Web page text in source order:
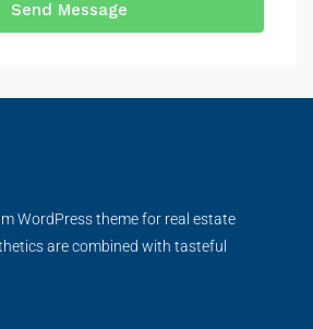
Send Message
WordPress theme for real estate
are combined with tasteful